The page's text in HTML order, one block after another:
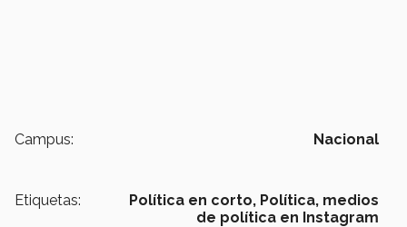
Campus: Nacional
Etiquetas: Política en corto, Política, medios
de política en Instagram